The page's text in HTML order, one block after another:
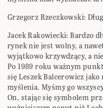
Grzegorz Rzeczkowski:
Jacek Rakowiecki: Bardzo
rynek nie jest wolny, a
wyjątkowo krzywdzący, a
Po 1989 roku ważnym
się Leszek Balcerowicz
myślenia. Myśmy go
On, stając się symbolem